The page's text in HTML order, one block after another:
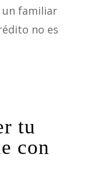
un familiar
no es
tu
con